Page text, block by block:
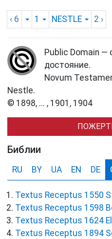
‹ 6 1 NESTLE 2 ›
Public Domain
достояние.
Novum
Nestle.
© 1898, ... , 1901, 1904
Библии
RU BY UA EN DE
Textus Receptus 1550
Textus Receptus 1598
Textus Receptus 1624
Textus Receptus 1894